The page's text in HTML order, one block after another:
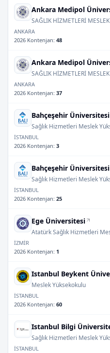
Ankara Medipol
SAĞLIK HİZMETLERİ
ANKARA
2026 Kontenjan: 48
Ankara Medipol
SAĞLIK HİZMETLERİ
ANKARA
2026 Kontenjan: 37
Bahçeşehir Üniversitesi
Sağlık Hizmetleri Meslek
İSTANBUL
2026 Kontenjan: 3
Bahçeşehir Üniversitesi
Sağlık Hizmetleri Meslek
İSTANBUL
2026 Kontenjan: 25
Ege Üniversitesi
Atatürk Sağlık Hizmetleri
İZMİR
2026 Kontenjan: 1
Istanbul Beykent
Meslek Yüksekokulu
İSTANBUL
2026 Kontenjan: 60
Istanbul Bilgi
Sağlık Hizmetleri Meslek
İSTANBUL